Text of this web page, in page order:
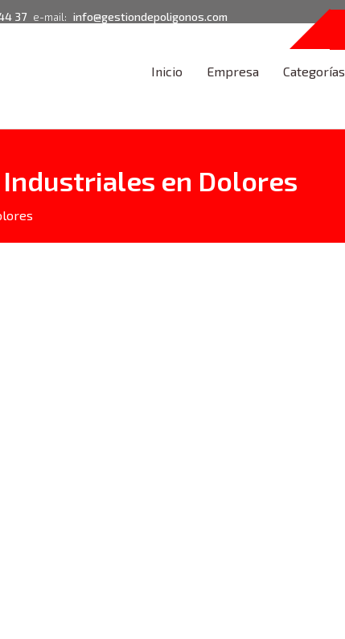
37 e-mail: info@gestiondepoligonos.com
Inicio Empresa Categorías
en Dolores